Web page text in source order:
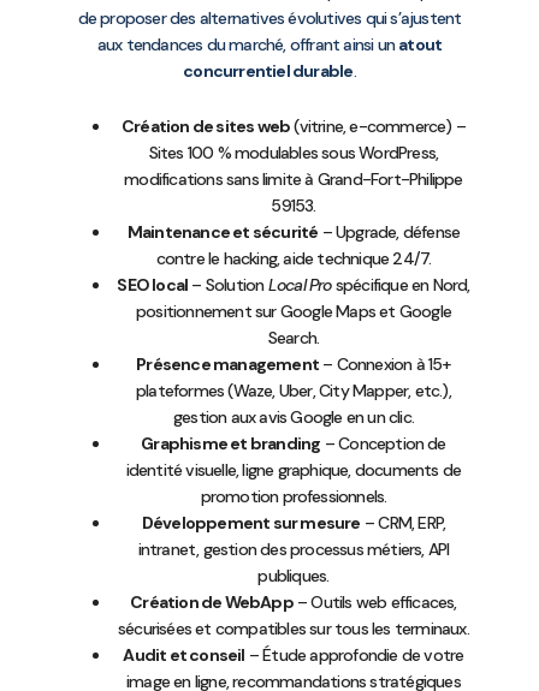
de proposer des alternatives évolutives qui s’ajustent
aux tendances du marché, offrant ainsi unatout
concurrentiel durable.
Création de sites web(vitrine, e-commerce) –
Sites 100 % modulables sous WordPress,
modifications sans limite à Grand-Fort-Philippe
59153.
Maintenance et sécurité – Upgrade, défense
contre le hacking, aide technique 24/7.
SEO local – SolutionLocal Prospécifique en Nord,
positionnement sur Google Maps et Google
Search.
Présence management – Connexion à 15+
plateformes (Waze, Uber, City Mapper, etc.),
gestion aux avis Google en un clic.
Graphisme et branding – Conception de
identité visuelle, ligne graphique, documents de
promotion professionnels.
Développement sur mesure – CRM, ERP,
intranet, gestion des processus métiers, API
publiques.
Création de WebApp– Outils web efficaces,
sécurisées et compatibles sur tous les terminaux.
Audit et conseil – Étude approfondie de votre
image en ligne, recommandations stratégiques